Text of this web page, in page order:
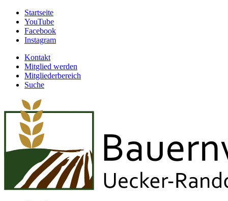
Startseite
YouTube
Facebook
Instagram
Kontakt
Mitglied werden
Mitgliederbereich
Suche